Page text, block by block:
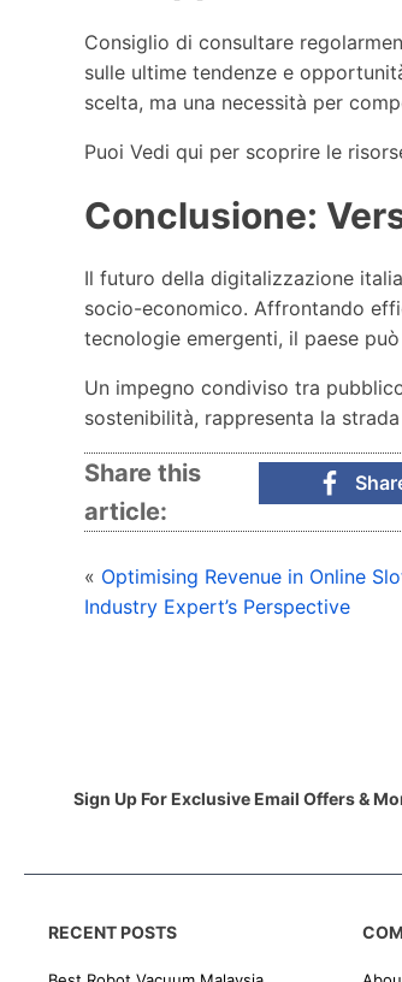
Consiglio di consultare
sulle ultime tendenze e
scelta, ma una necessità per
Puoi Vedi qui per scoprire le
Conclusione:
Il futuro della digitalizzazione
socio-economico. Affrontando
tecnologie emergenti, il paese
Un impegno condiviso tra
sostenibilità, rappresenta la
Share this
article:
« Optimising Revenue in Online
Industry Expert’s Perspective
Sign Up For Exclusive Email Offers &
RECENT POSTS